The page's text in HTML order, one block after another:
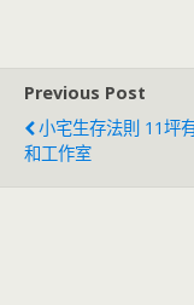
Previous Post
小宅生存法則 11坪
和工作室